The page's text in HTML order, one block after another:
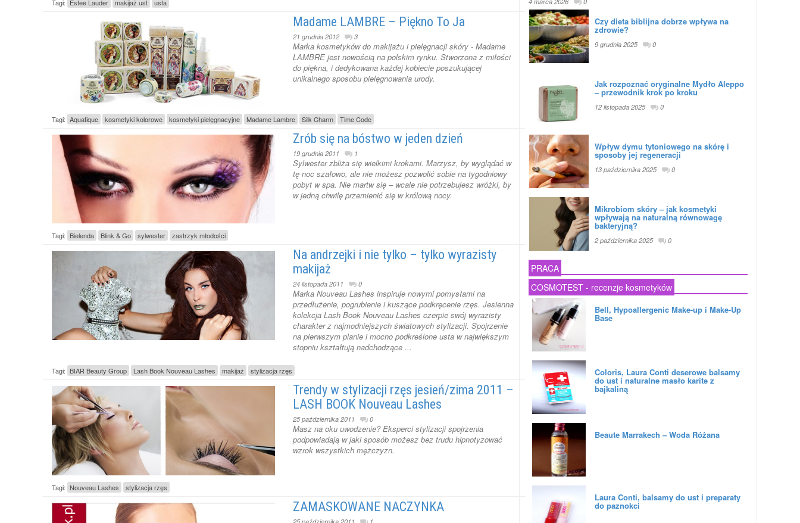
Tagi: Estee Lauder makijaż ust usta
Madame LAMBRE – Piękno To Ja
21 grudnia 2012 3
Marka kosmetyków do makijażu i pielęgnacji skóry - Madame
LAMBRE jest nowością na polskim rynku. Stworzona z miłości
do piękna, i dedykowana każdej kobiecie poszukującej
unikalnego sposobu pielęgnowania urody.
Tagi: Aquatique kosmetyki kolorowe kosmetyki pielęgnacyjne Madame Lambre Silk Charm Time Code
Zrób się na bóstwo w jeden dzień
19 grudnia 2011 1
Sylwester zbliża się wielkimi krokami. Marzysz, by wyglądać w
tę noc szałowo, ale nie możesz pozwolić sobie na tygodniowy
pobyt w spa. Nie martw się – wcale nie potrzebujesz wróżki, by
w jedną chwilę przemienić się w królową nocy.
Tagi: Bielenda Blink & Go sylwester zastrzyk młodości
Na andrzejki i nie tylko – tylko wyrazisty
makijaż
24 listopada 2011 0
Marka Nouveau Lashes inspiruje nowymi pomysłami na
przedłużenie, pogrubienie i kuszące podkręcenie rzęs. Jesienna
kolekcja Lash Book Nouveau Lashes czerpie swój wyrazisty
charakter z najmodniejszych światowych stylizacji. Spojrzenie
na pierwszym planie i mocno podkreślone usta w największym
stopniu kształtują nadchodzące ...
Tagi: BIAR Beauty Group Lash Book Nouveau Lashes makijaż stylizacja rzęs
Trendy w stylizacji rzęs jesień/zima 2011 –
LASH BOOK Nouveau Lashes
25 października 2011 0
Masz na oku uwodzenie? Eksperci stylizacji spojrzenia
podpowiadają w jaki sposób możesz bez trudu hipnotyzować
wzrok wszystkich mężczyzn.
Tagi: Nouveau Lashes stylizacja rzęs
ZAMASKOWANE NACZYNKA
Czy dieta biblijna dobrze wpływa na
zdrowie?
9 grudnia 2025 0
Jak rozpoznać oryginalne Mydło Aleppo
– przewodnik krok po kroku
12 listopada 2025 0
Wpływ dymu tytoniowego na skórę i
sposoby jej regeneracji
13 października 2025 0
Mikrobiom skóry – jak kosmetyki
wpływają na naturalną równowagę
bakteryjną?
2 października 2025 0
PRACA
COSMOTEST - recenzje kosmetyków
Bell, Hypoallergenic Make-up i Make-Up
Base
Coloris, Laura Conti deserowe balsamy
do ust i naturalne masło karite z
bajkaliną
Beaute Marrakech – Woda Różana
Laura Conti, balsamy do ust i preparaty
do paznokci